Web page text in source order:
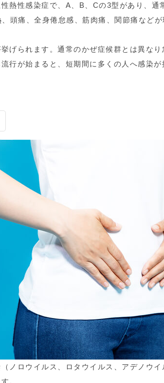
熱性感染症で、A、B、Cの3型があり、
頭痛、全身倦怠感、筋肉痛、関節痛など
げられます。通常のかぜ症候群とは異な
行が始まると、短期間に多くの人へ感染
ノロウイルス、ロタウイルス、アデノウ
。